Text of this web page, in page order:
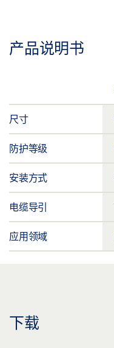
产品说明书
尺寸
防护等级
安装方式
电缆导引
应用领域
下载